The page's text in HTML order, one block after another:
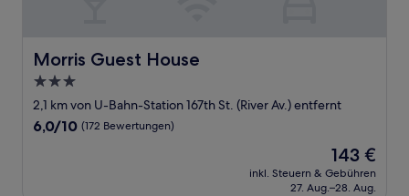
Morris Guest House
Morris Guest House
3.0-
Sterne-
Unterkunft
2,1 km von U-Bahn-Station 167th St. (River Av.) entfernt
6.0
6,0/10 (172 Bewertungen)
Der
Preis
beträgt
143 €
inkl. Steuern & Gebühren
27. Aug.–28. Aug.